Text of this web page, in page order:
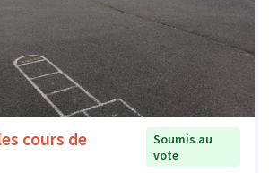
cours de
Soumis au
vote